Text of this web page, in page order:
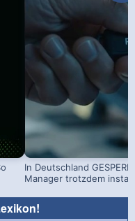
In Deutschland
Manager trotzdem